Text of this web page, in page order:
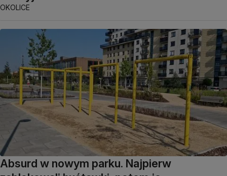
OKOLICE
Absurd w nowym parku. Najpierw